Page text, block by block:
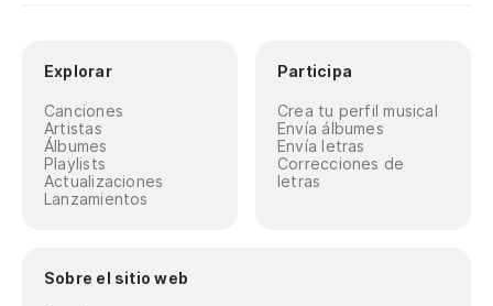
Explorar
Canciones
Artistas
Álbumes
Playlists
Actualizaciones
Lanzamientos
Participa
Crea tu perfil musical
Envía álbumes
Envía letras
Correcciones de
letras
Sobre el sitio web